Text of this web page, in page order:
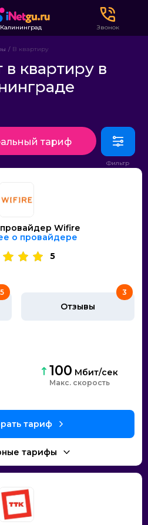
Калининград Звонок
В квартиру
в квартиру в
тариф
Wifire
о провайдере
5
Отзывы
3
100 Мбит/сек
скорость